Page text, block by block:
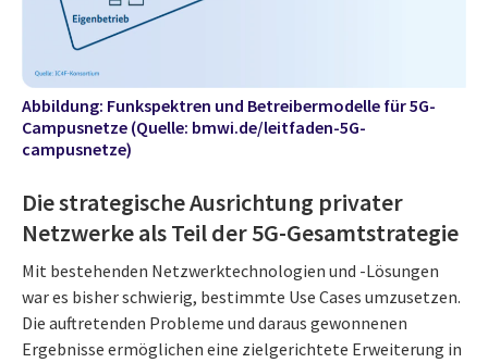
Abbildung: Funkspektren und Betreibermodelle für 5G-
Campusnetze (Quelle: bmwi.de/leitfaden-5G-
campusnetze)
Die strategische Ausrichtung privater
Netzwerke als Teil der 5G-Gesamtstrategie
Mit bestehenden Netzwerktechnologien und -Lösungen
war es bisher schwierig, bestimmte Use Cases umzusetzen.
Die auftretenden Probleme und daraus gewonnenen
Ergebnisse ermöglichen eine zielgerichtete Erweiterung in